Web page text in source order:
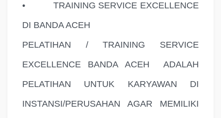
•
TRAINING SERVICE EXCELLENCE
DI BANDA ACEH
PELATIHAN / TRAINING SERVICE
EXCELLENCE BANDA ACEH
ADALAH
PELATIHAN UNTUK KARYAWAN DI
INSTANSI/PERUSAHAN AGAR MEMILIKI